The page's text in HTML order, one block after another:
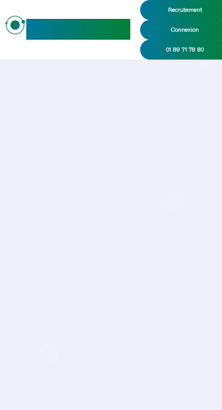
Recrutement
Connexion
01 89 71 78 80